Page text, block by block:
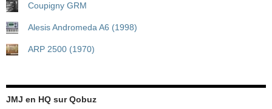
Coupigny GRM
Alesis Andromeda A6 (1998)
ARP 2500 (1970)
JMJ en HQ sur Qobuz